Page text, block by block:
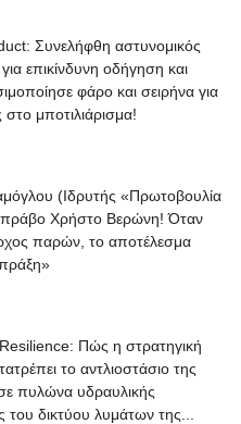
Συνελήφθη αστυνομικός
επικίνδυνη οδήγηση και
φάρο και σειρήνα για
μποτιλιάρισμα!
(Ιδρυτής «Πρωτοβουλία
Χρήστο Βερώνη! Όταν
παρών, το αποτέλεσμα
Πώς η στρατηγική
το αντλιοστάσιο της
πυλώνα υδραυλικής
του δικτύου λυμάτων της...